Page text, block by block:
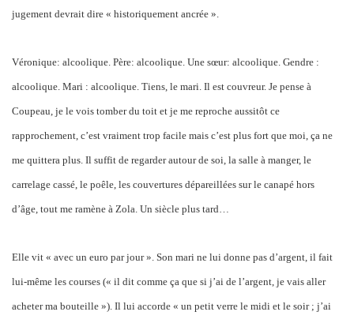
jugement devrait dire « historiquement ancrée ».
Véronique: alcoolique. Père: alcoolique. Une sœur: alcoolique. Gendre :
alcoolique. Mari : alcoolique. Tiens, le mari. Il est couvreur. Je pense à
Coupeau, je le vois tomber du toit et je me reproche aussitôt ce
rapprochement, c’est vraiment trop facile mais c’est plus fort que moi, ça ne
me quittera plus. Il suffit de regarder autour de soi, la salle à manger, le
carrelage cassé, le poêle, les couvertures dépareillées sur le canapé hors
d’âge, tout me ramène à Zola. Un siècle plus tard…
Elle vit « avec un euro par jour ». Son mari ne lui donne pas d’argent, il fait
lui-même les courses (« il dit comme ça que si j’ai de l’argent, je vais aller
acheter ma bouteille »). Il lui accorde « un petit verre le midi et le soir ; j’ai